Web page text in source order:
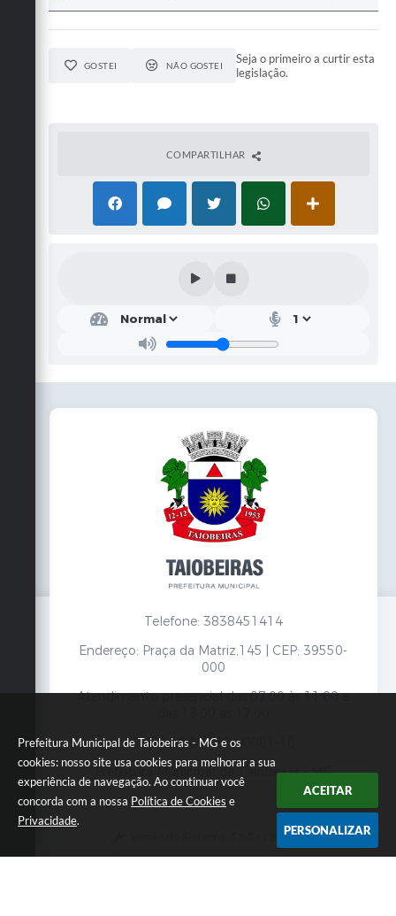
Prefeitura Municipal de Taiobeiras - MG e os
cookies: nosso site usa cookies para melhorar a sua
experiência de navegação. Ao continuar você
concorda com a nossa Política de Cookies e
Privacidade.
ACEITAR
PERSONALIZAR
GOSTEI NÃO GOSTEI
Seja o primeiro a curtir esta
legislação.
COMPARTILHAR
Telefone: 3838451414
Endereço: Praça da Matriz,145 | CEP: 39550-
000
Atendimento presencial das 07:00 às 11:00 e
CNPJ: 18.017.384/0001-10
Prefeitura Municipal de Taiobeiras - MG
3.5.3 - 19/06/2026